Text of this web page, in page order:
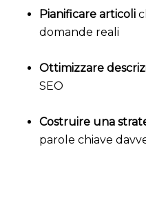
Pianificare articoli
domande reali
Ottimizzare
SEO
Costruire una
parole chiave